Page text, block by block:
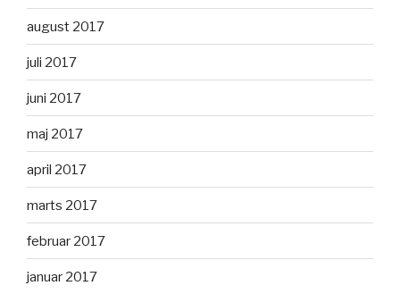
august 2017
juli 2017
juni 2017
maj 2017
april 2017
marts 2017
februar 2017
januar 2017